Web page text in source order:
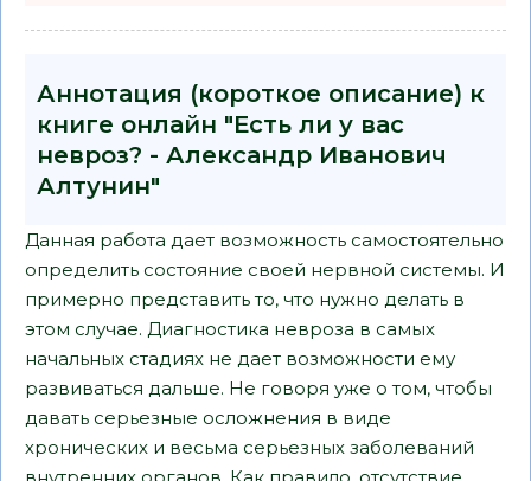
Аннотация (короткое описание) к
книге онлайн "Есть ли у вас
невроз? - Александр Иванович
Алтунин"
Данная работа дает возможность самостоятельно
определить состояние своей нервной системы. И
примерно представить то, что нужно делать в
этом случае. Диагностика невроза в самых
начальных стадиях не дает возможности ему
развиваться дальше. Не говоря уже о том, чтобы
давать серьезные осложнения в виде
хронических и весьма серьезных заболеваний